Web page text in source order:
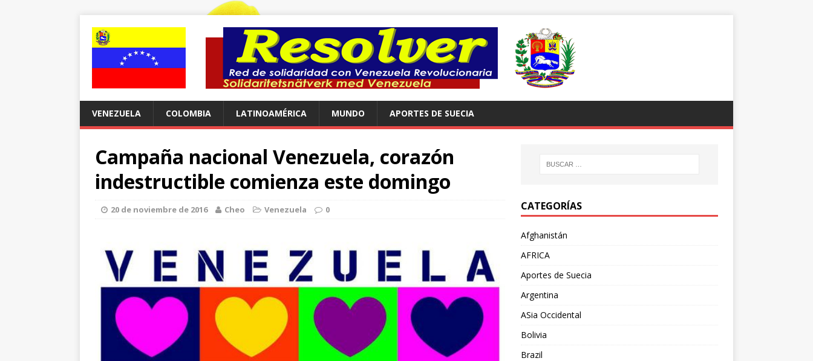
VENEZUELA COLOMBIA LATINOAMÉRICA MUNDO APORTES DE SUECIA
Campaña nacional Venezuela, corazón
indestructible comienza este domingo
20 de noviembre de 2016 Cheo Venezuela 0 CATEGORÍAS
Afghanistán
AFRICA
Aportes de Suecia
Argentina
ASia Occidental
Bolivia
Brazil